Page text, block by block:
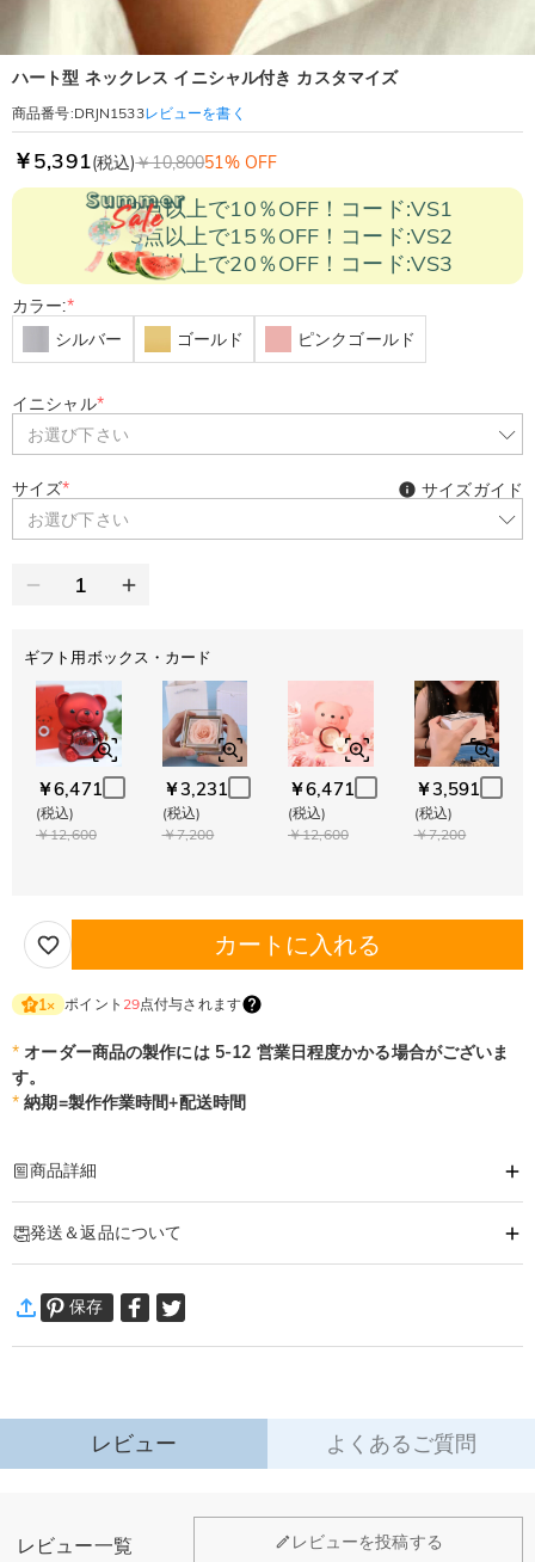
ハート型 ネックレス イニシャル付き カスタマイズ
商品番号:DRJN1533レビューを書く
￥5,391(税込)￥10,80051% OFF
2点以上で10％OFF！コード:VS1
3点以上で15％OFF！コード:VS2
5点以上で20％OFF！コード:VS3
カラー:*
シルバー
ゴールド ピンクゴールド
イニシャル*
お選び下さい
サイズ*
お選び下さい
サイズガイド
ギフト用ボックス・カード
￥6,471
(税込)
￥12,600
￥3,231
(税込)
￥7,200
￥6,471
(税込)
￥12,600
￥3,591
(税込)
￥7,200
カートに入れる
1× ポイント 29点付与されます
* オーダー商品の製作には 5-12 営業日程度かかる場合がございま
す。
* 納期=製作作業時間+配送時間
商品詳細
あなたの気持ちを形に出来るオーダーメイドのネックレスです。
大切な人へ、自分へのご褒美に。特別な時に贈るオリジナルネックレス。
あなただけの一品をおつくりします。
ネックレス詳細
素材:シルバー合金
発送＆返品について
万一、ご注文商品にご満足いただけない場合は、商品が到着後60日
保存
レビュー よくあるご質問
レビュー一覧 レビューを投稿する
ジュエリーについて